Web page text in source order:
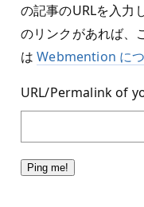
の記事のURLを入力
のリンクがあれば、
はWebmention に
URL/Permalink of